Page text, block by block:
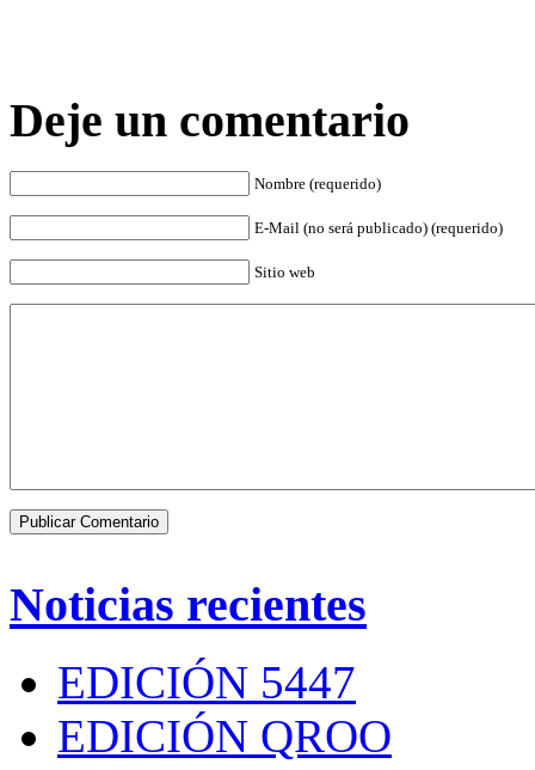
Deje un comentario
Nombre (requerido)
E-Mail (no será publicado) (requerido)
Sitio web
Noticias recientes
EDICIÓN 5447
EDICIÓN QROO